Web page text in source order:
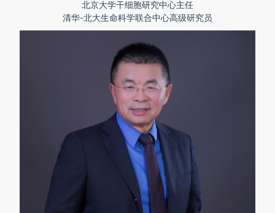
北京大学干细胞研究中心主任
清华-北大生命科学联合中心高级研究员